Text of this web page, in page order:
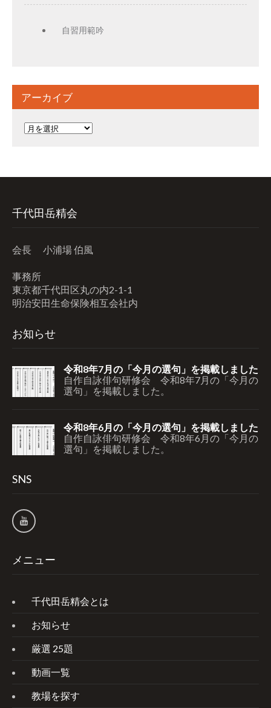
自習用範吟
アーカイブ
ア
ブ
千代田岳精会
会長 小浦場 伯風
事務所
東京都千代田区丸の内2-1-1
明治安田生命保険相互会社内
お知らせ
令和8年7月の「今月の選句」を掲載しました
自作自詠俳句研修会 令和8年7月の「今月の
選句」を掲載しました。
令和8年6月の「今月の選句」を掲載しました
自作自詠俳句研修会 令和8年6月の「今月の
選句」を掲載しました。
SNS
メニュー
千代田岳精会とは
お知らせ
厳選 25題
動画一覧
教場を探す